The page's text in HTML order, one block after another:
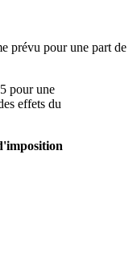
prévu pour une part de
pour une
effets du